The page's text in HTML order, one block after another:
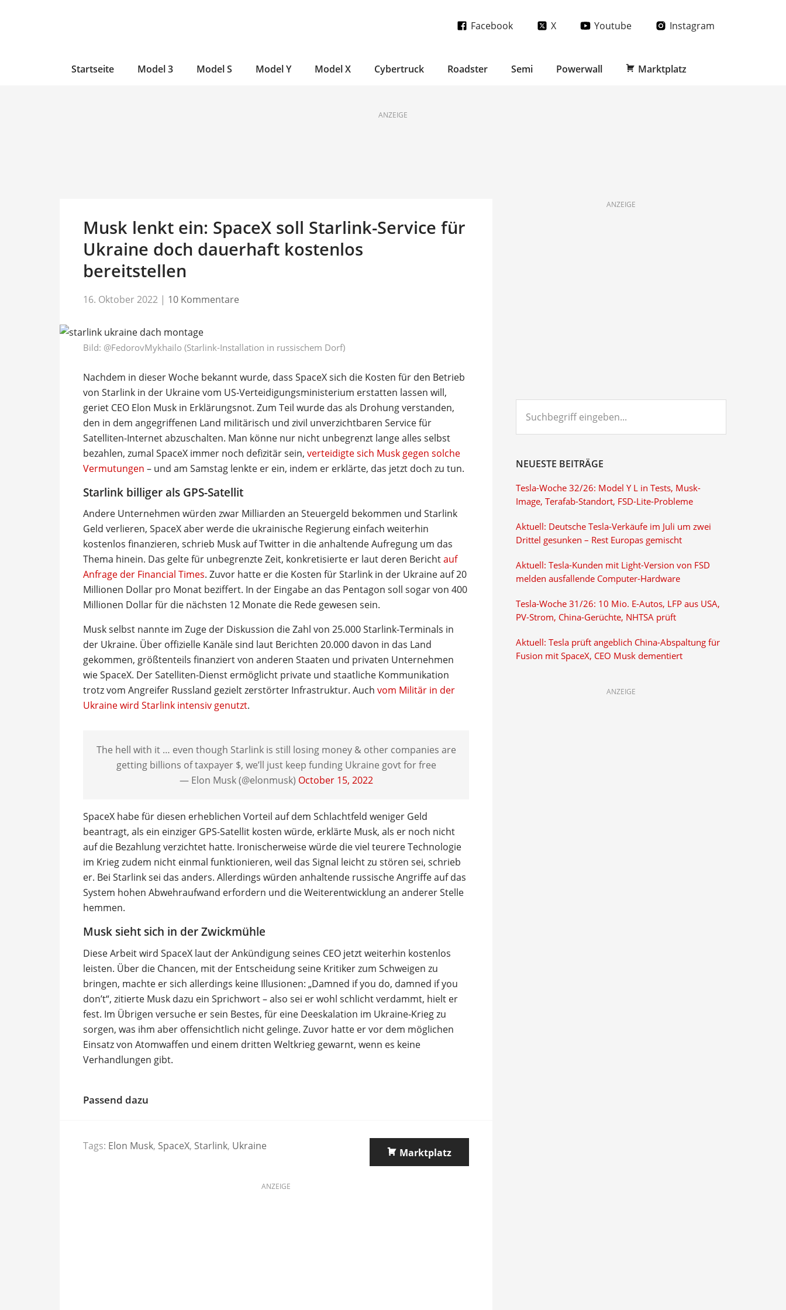
Facebook X Youtube Instagram
Startseite Model 3 Model S Model Y Model X Cybertruck Roadster Semi Powerwall Marktplatz
ANZEIGE
Musk lenkt ein: SpaceX soll Starlink-Service für
Ukraine doch dauerhaft kostenlos
bereitstellen
16. Oktober 2022 | 10 Kommentare
Bild: @FedorovMykhailo (Starlink-Installation in russischem Dorf)
Nachdem in dieser Woche bekannt wurde, dass SpaceX sich die Kosten für den Betrieb
von Starlink in der Ukraine vom US-Verteidigungsministerium erstatten lassen will,
geriet CEO Elon Musk in Erklärungsnot. Zum Teil wurde das als Drohung verstanden,
den in dem angegriffenen Land militärisch und zivil unverzichtbaren Service für
Satelliten-Internet abzuschalten. Man könne nur nicht unbegrenzt lange alles selbst
bezahlen, zumal SpaceX immer noch defizitär sein, verteidigte sich Musk gegen solche
Vermutungen – und am Samstag lenkte er ein, indem er erklärte, das jetzt doch zu tun.
Starlink billiger als GPS-Satellit
Andere Unternehmen würden zwar Milliarden an Steuergeld bekommen und Starlink
Geld verlieren, SpaceX aber werde die ukrainische Regierung einfach weiterhin
kostenlos finanzieren, schrieb Musk auf Twitter in die anhaltende Aufregung um das
Thema hinein. Das gelte für unbegrenzte Zeit, konkretisierte er laut deren Berichtauf
Anfrage der Financial Times. Zuvor hatte er die Kosten für Starlink in der Ukraine auf 20
Millionen Dollar pro Monat beziffert. In der Eingabe an das Pentagon soll sogar von 400
Millionen Dollar für die nächsten 12 Monate die Rede gewesen sein.
Musk selbst nannte im Zuge der Diskussion die Zahl von 25.000 Starlink-Terminals in
der Ukraine. Über offizielle Kanäle sind laut Berichten 20.000 davon in das Land
gekommen, größtenteils finanziert von anderen Staaten und privaten Unternehmen
wie SpaceX. Der Satelliten-Dienst ermöglicht private und staatliche Kommunikation
trotz vom Angreifer Russland gezielt zerstörter Infrastruktur. Auch vom Militär in der
Ukraine wird Starlink intensiv genutzt.
The hell with it … even though Starlink is still losing money & other companies are
getting billions of taxpayer $, we’ll just keep funding Ukraine govt for free
— Elon Musk (@elonmusk) October 15, 2022
SpaceX habe für diesen erheblichen Vorteil auf dem Schlachtfeld weniger Geld
beantragt, als ein einziger GPS-Satellit kosten würde, erklärte Musk, als er noch nicht
auf die Bezahlung verzichtet hatte. Ironischerweise würde die viel teurere Technologie
im Krieg zudem nicht einmal funktionieren, weil das Signal leicht zu stören sei, schrieb
er. Bei Starlink sei das anders. Allerdings würden anhaltende russische Angriffe auf das
System hohen Abwehraufwand erfordern und die Weiterentwicklung an anderer Stelle
hemmen.
Musk sieht sich in der Zwickmühle
Diese Arbeit wird SpaceX laut der Ankündigung seines CEO jetzt weiterhin kostenlos
leisten. Über die Chancen, mit der Entscheidung seine Kritiker zum Schweigen zu
bringen, machte er sich allerdings keine Illusionen: „Damned if you do, damned if you
don’t“, zitierte Musk dazu ein Sprichwort – also sei er wohl schlicht verdammt, hielt er
fest. Im Übrigen versuche er sein Bestes, für eine Deeskalation im Ukraine-Krieg zu
sorgen, was ihm aber offensichtlich nicht gelinge. Zuvor hatte er vor dem möglichen
Einsatz von Atomwaffen und einem dritten Weltkrieg gewarnt, wenn es keine
Verhandlungen gibt.
Passend dazu
Tags: Elon Musk, SpaceX, Starlink, Ukraine
Marktplatz
ANZEIGE
ANZEIGE
eingeben...
NEUESTE BEITRÄGE
Tesla-Woche 32/26: Model Y L in Tests, Musk-
Image, Terafab-Standort, FSD-Lite-Probleme
Aktuell: Deutsche Tesla-Verkäufe im Juli um zwei
Drittel gesunken – Rest Europas gemischt
Aktuell: Tesla-Kunden mit Light-Version von FSD
melden ausfallende Computer-Hardware
Tesla-Woche 31/26: 10 Mio. E-Autos, LFP aus USA,
PV-Strom, China-Gerüchte, NHTSA prüft
Aktuell: Tesla prüft angeblich China-Abspaltung für
Fusion mit SpaceX, CEO Musk dementiert
ANZEIGE